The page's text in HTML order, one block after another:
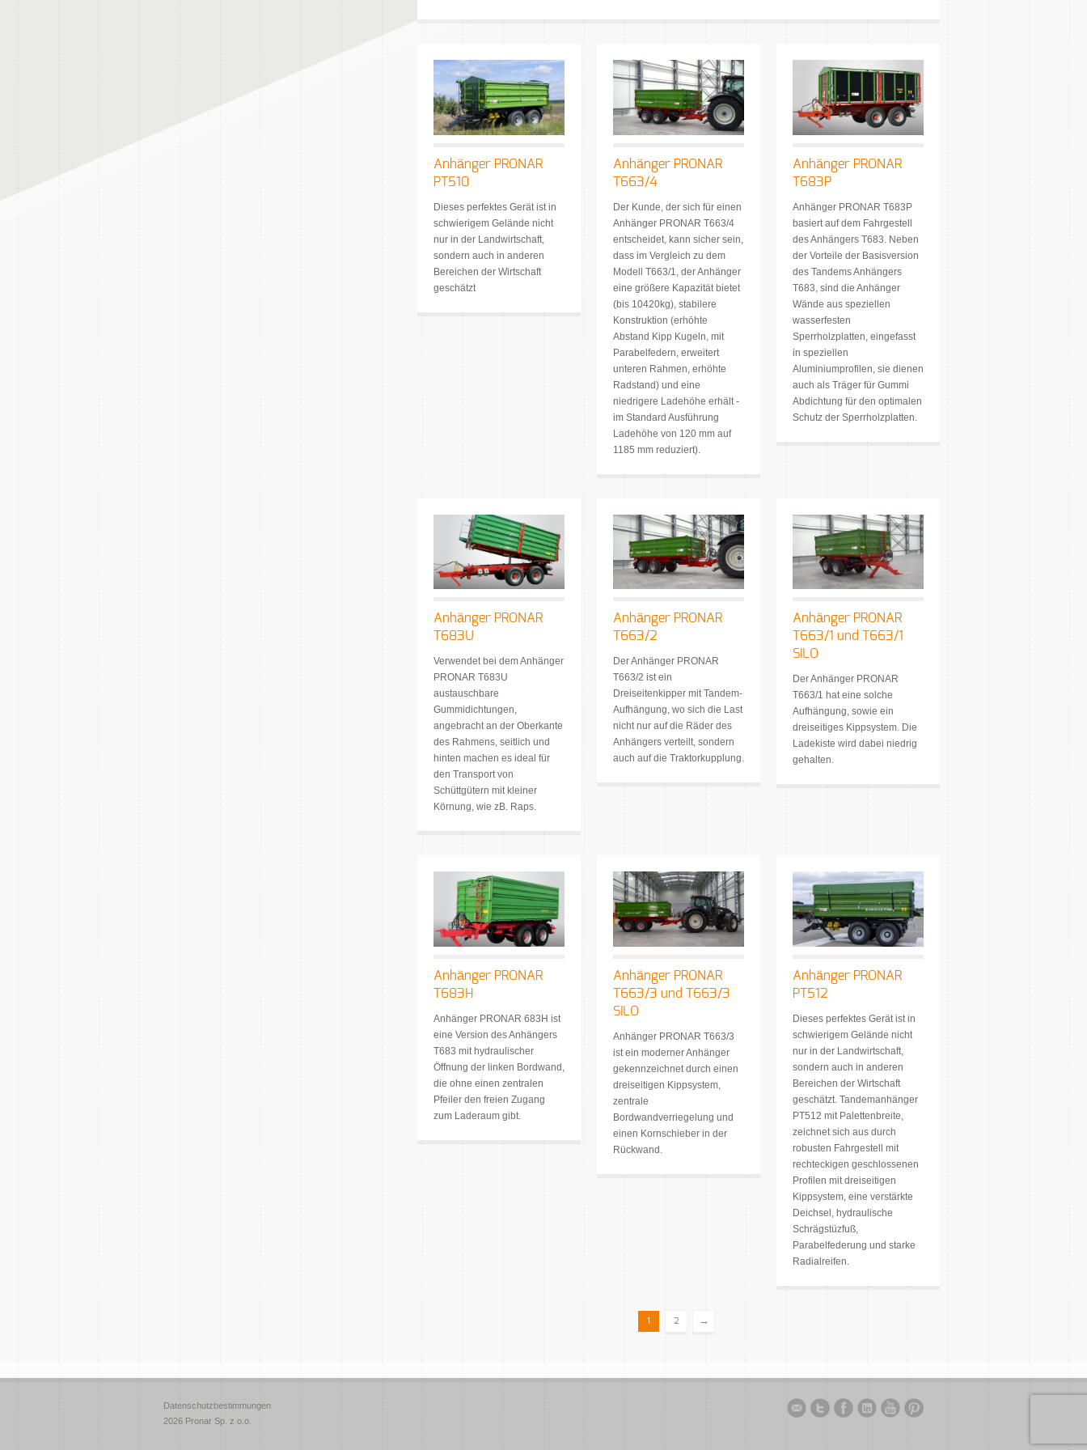
Anhänger PRONAR
PT510
Dieses perfektes Gerät ist in
schwierigem Gelände nicht
nur in der Landwirtschaft,
sondern auch in anderen
Bereichen der Wirtschaft
geschätzt
Anhänger PRONAR
T663/4
Der Kunde, der sich für einen
Anhänger PRONAR T663/4
entscheidet, kann sicher sein,
dass im Vergleich zu dem
Modell T663/1, der Anhänger
eine größere Kapazität bietet
(bis 10420kg), stabilere
Konstruktion (erhöhte
Abstand Kipp Kugeln, mit
Parabelfedern, erweitert
unteren Rahmen, erhöhte
Radstand) und eine
niedrigere Ladehöhe erhält -
im Standard Ausführung
Ladehöhe von 120 mm auf
1185 mm reduziert).
Anhänger PRONAR
T683P
Anhänger PRONAR T683P
basiert auf dem Fahrgestell
des Anhängers T683. Neben
der Vorteile der Basisversion
des Tandems Anhängers
T683, sind die Anhänger
Wände aus speziellen
wasserfesten
Sperrholzplatten, eingefasst
in speziellen
Aluminiumprofilen, sie dienen
auch als Träger für Gummi
Abdichtung für den optimalen
Schutz der Sperrholzplatten.
Anhänger PRONAR
T683U
Verwendet bei dem Anhänger
PRONAR T683U
austauschbare
Gummidichtungen,
angebracht an der Oberkante
des Rahmens, seitlich und
hinten machen es ideal für
den Transport von
Schüttgütern mit kleiner
Körnung, wie zB. Raps.
Anhänger PRONAR
T663/2
Der Anhänger PRONAR
T663/2 ist ein
Dreiseitenkipper mit Tandem-
Aufhängung, wo sich die Last
nicht nur auf die Räder des
Anhängers verteilt, sondern
auch auf die Traktorkupplung.
Anhänger PRONAR
T663/1 und T663/1
SILO
Der Anhänger PRONAR
T663/1 hat eine solche
Aufhängung, sowie ein
dreiseitiges Kippsystem. Die
Ladekiste wird dabei niedrig
gehalten.
Anhänger PRONAR
T683H
Anhänger PRONAR 683H ist
eine Version des Anhängers
T683 mit hydraulischer
Öffnung der linken Bordwand,
die ohne einen zentralen
Pfeiler den freien Zugang
zum Laderaum gibt.
Anhänger PRONAR
T663/3 und T663/3
SILO
Anhänger PRONAR T663/3
ist ein moderner Anhänger
gekennzeichnet durch einen
dreiseitigen Kippsystem,
zentrale
Bordwandverriegelung und
einen Kornschieber in der
Rückwand.
Anhänger PRONAR
PT512
Dieses perfektes Gerät ist in
schwierigem Gelände nicht
nur in der Landwirtschaft,
sondern auch in anderen
Bereichen der Wirtschaft
geschätzt. Tandemanhänger
PT512 mit Palettenbreite,
zeichnet sich aus durch
robusten Fahrgestell mit
rechteckigen geschlossenen
Profilen mit dreiseitigen
Kippsystem, eine verstärkte
Deichsel, hydraulische
Schrägstüzfuß,
Parabelfederung und starke
Radialreifen.
1 2 →
Datenschutzbestimmungen
2026 Pronar Sp. z o.o.